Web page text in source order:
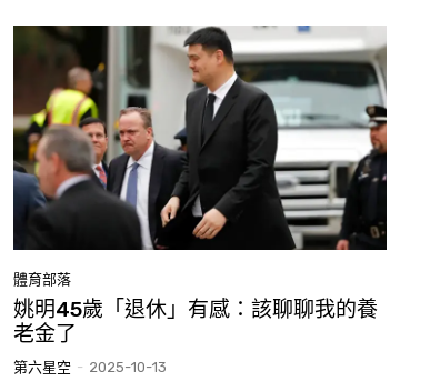
體育部落
姚明45歲「退休」有感：該聊聊我的養
老金了
第六星空 - 2025-10-13